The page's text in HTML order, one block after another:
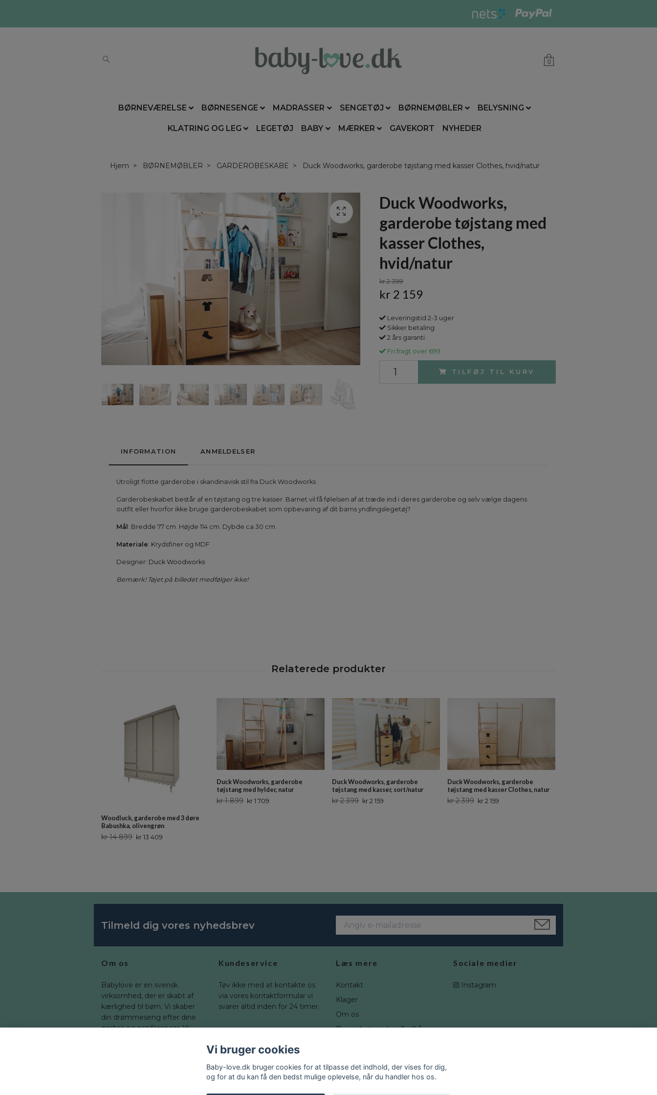
0
BØRNEVÆRELSE BØRNESENGE MADRASSER SENGETØJ BØRNEMØBLER BELYSNING
KLATRING OG LEG LEGETØJ BABY MÆRKER GAVEKORT NYHEDER
Hjem BØRNEMØBLER GARDEROBESKABE Duck Woodworks, garderobe tøjstang med kasser Clothes, hvid/natur
Duck Woodworks,
garderobe tøjstang med
kasser Clothes,
hvid/natur
kr 2 399
kr 2 159
Leveringstid 2-3 uger
Sikker betaling
2 års garanti
Fri fragt over 699
TILFØJ TIL KURV
INFORMATION ANMELDELSER
Utroligt flotte garderobe i skandinavisk stil fra Duck Woodworks
Garderobeskabet består af en tøjstang og tre kasser. Barnet vil få følelsen af at træde ind i deres garderobe og selv vælge dagens
outfit eller hvorfor ikke bruge garderobeskabet som opbevaring af dit barns yndlingslegetøj?
Mål : Bredde 77 cm. Højde 114 cm. Dybde ca 30 cm.
Materiale: Krydsfiner og MDF
Designer: Duck Woodworks
Bemærk! Tøjet på billedet medfølger ikke!
Woodluck, garderobe med 3 døre
Babushka, olivengrøn
kr 14 899 kr 13 409
Duck Woodworks, garderobe
tøjstang med hylder, natur
kr 1 899 kr 1 709
Duck Woodworks, garderobe
tøjstang med kasser, sort/natur
kr 2 399 kr 2 159
Duck Woodworks, garderobe
tøjstang med kasser Clothes, natur
kr 2 399 kr 2 159
Tilmeld dig vores nyhedsbrev
Om os
Babylove er en svensk
virksomhed, der er skabt af
kærlighed til børn. Vi skaber
din drømmeseng efter dine
ønsker og præferencer. Vi
Kundeservice
Tøv ikke med at kontakte os
via vores kontaktformular vi
svarer altid inden for 24 timer.
Læs mere
Kontakt
Klager
Om os
Brugerbetingelser & vilkår
Sociale medier
Instagram
Vi bruger cookies
Baby-love.dk bruger cookies for at tilpasse det indhold, der vises for dig,
og for at du kan få den bedst mulige oplevelse, når du handler hos os.